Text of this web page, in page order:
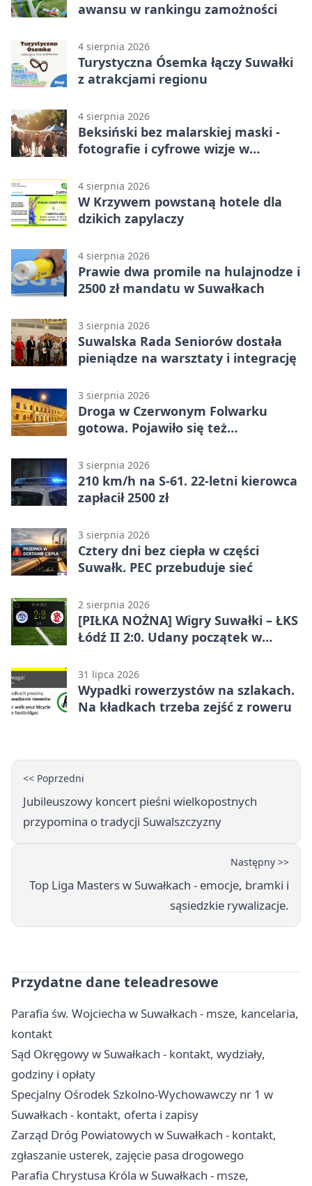
awansu w rankingu zamożności
4 sierpnia 2026
Turystyczna Ósemka łączy Suwałki
z atrakcjami regionu
4 sierpnia 2026
Beksiński bez malarskiej maski -
fotografie i cyfrowe wizje w
4 sierpnia 2026
W Krzywem powstaną hotele dla
dzikich zapylaczy
4 sierpnia 2026
Prawie dwa promile na hulajnodze i
2500 zł mandatu w Suwałkach
3 sierpnia 2026
Suwalska Rada Seniorów dostała
pieniądze na warsztaty i integrację
3 sierpnia 2026
Droga w Czerwonym Folwarku
gotowa. Pojawiło się też
3 sierpnia 2026
210 km/h na S-61. 22-letni kierowca
zapłacił 2500 zł
3 sierpnia 2026
Cztery dni bez ciepła w części
Suwałk. PEC przebuduje sieć
2 sierpnia 2026
[PIŁKA NOŻNA] Wigry Suwałki – ŁKS
Łódź II 2:0. Udany początek w
31 lipca 2026
Wypadki rowerzystów na szlakach.
Na kładkach trzeba zejść z roweru
<< Poprzedni
Jubileuszowy koncert pieśni wielkopostnych
przypomina o tradycji Suwalszczyzny
Następny >>
Top Liga Masters w Suwałkach - emocje, bramki i
sąsiedzkie rywalizacje.
Przydatne dane teleadresowe
Parafia św. Wojciecha w Suwałkach - msze, kancelaria,
kontakt
Sąd Okręgowy w Suwałkach - kontakt, wydziały,
godziny i opłaty
Specjalny Ośrodek Szkolno-Wychowawczy nr 1 w
Suwałkach - kontakt, oferta i zapisy
Zarząd Dróg Powiatowych w Suwałkach - kontakt,
zgłaszanie usterek, zajęcie pasa drogowego
Parafia Chrystusa Króla w Suwałkach - msze,